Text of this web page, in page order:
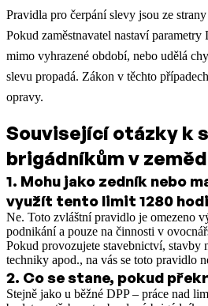
Pravidla pro čerpání slevy jsou ze
Pokud zaměstnavatel nastaví parametry
mimo vyhrazené období, nebo udělá
slevu propadá. Zákon v těchto
opravy.
Související otázky k
brigádníkům v
1. Mohu jako zedník nebo
využít tento limit 1280
Ne. Toto zvláštní pravidlo je omezeno
podnikání a pouze na činnosti v
Pokud provozujete stavebnictví, stavby
techniky apod., na vás se toto pravidlo
2. Co se stane, pokud
Stejně jako u běžné DPP – práce nad